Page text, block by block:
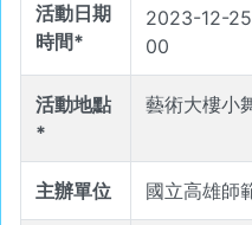
活動日期
時間*
2023-12-25
00
活動地點
*
藝術大樓小
主辦單位 國立高雄師